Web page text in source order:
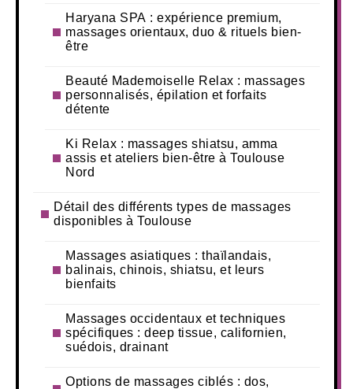
Haryana SPA : expérience premium,
massages orientaux, duo & rituels bien-
être
Beauté Mademoiselle Relax : massages
personnalisés, épilation et forfaits
détente
Ki Relax : massages shiatsu, amma
assis et ateliers bien-être à Toulouse
Nord
Détail des différents types de massages
disponibles à Toulouse
Massages asiatiques : thaïlandais,
balinais, chinois, shiatsu, et leurs
bienfaits
Massages occidentaux et techniques
spécifiques : deep tissue, californien,
suédois, drainant
Options de massages ciblés : dos,